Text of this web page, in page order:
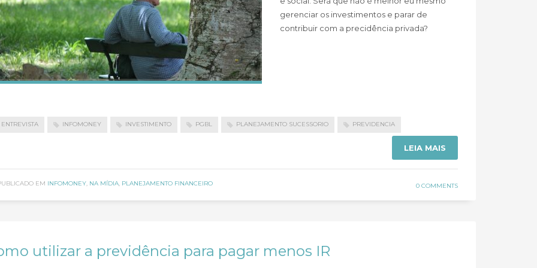
gerenciar os investimentos e parar de
contribuir com a precidência privada?
ENTREVISTA INFOMONEY INVESTIMENTO PGBL PLANEJAMENTO SUCESSORIO PREVIDENCIA
LEIA MAIS
EM INFOMONEY, NA MÍDIA, PLANEJAMENTO FINANCEIRO 0 COMMENTS
utilizar a previdência para pagar menos IR